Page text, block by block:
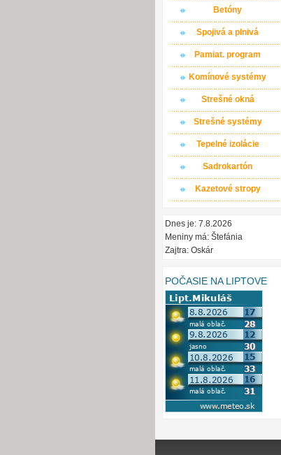
Betóny
Spojivá a plnivá
Pamiat. program
Komínové systémy
Strešné okná
Strešné systémy
Tepelné izolácie
Sadrokartón
Kazetové stropy
Dnes je: 7.8.2026
Meniny má: Štefánia
Zajtra: Oskár
POČASIE NA LIPTOVE